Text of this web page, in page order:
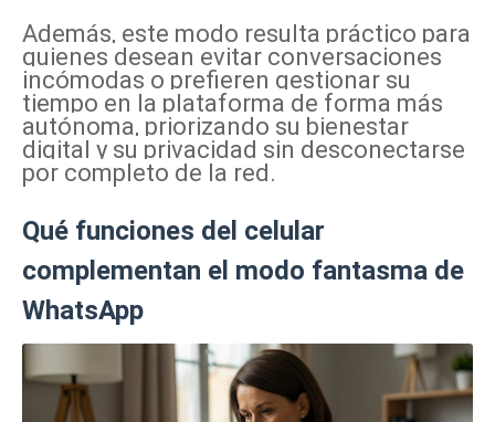
Además, este modo resulta práctico para
quienes desean evitar conversaciones
incómodas o prefieren gestionar su
tiempo en la plataforma de forma más
autónoma, priorizando su bienestar
digital y su privacidad sin desconectarse
por completo de la red.
Qué funciones del celular
complementan el modo fantasma de
WhatsApp